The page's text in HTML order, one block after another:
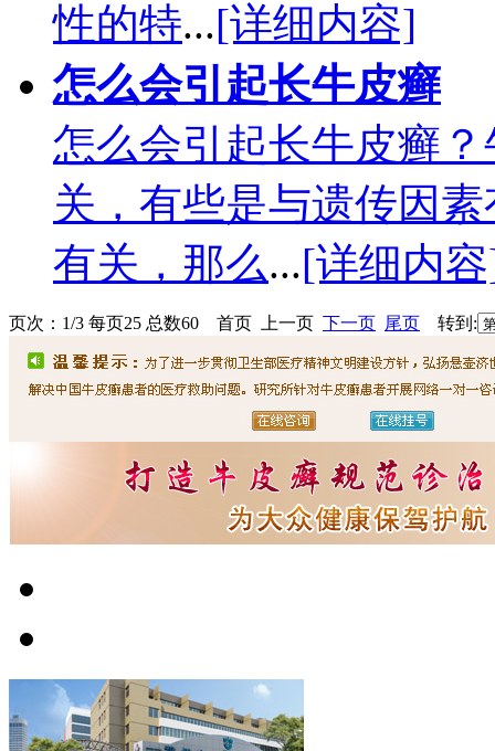
性的特...[详细内容]
怎么会引起长牛皮癣
怎么会引起长牛皮癣
关，有些是与遗传因
有关，那么...[详细内
页次：1/3 每页25 总数60 首页 上一页 下一页 尾页 转到: